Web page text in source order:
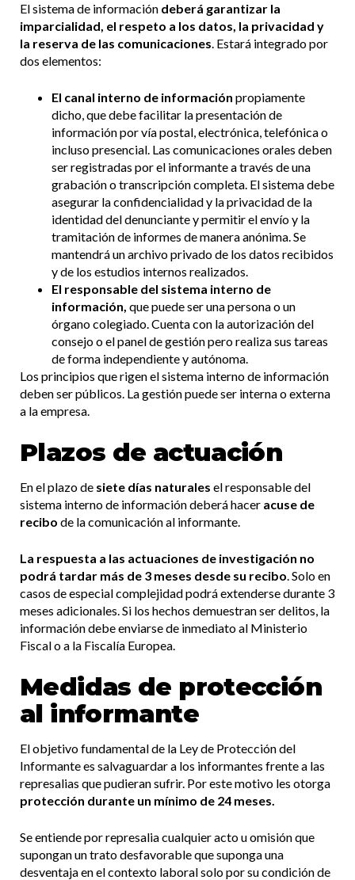
El sistema de información deberá garantizar la
imparcialidad, el respeto a los datos, la privacidad y
la reserva de las comunicaciones. Estará integrado por
dos elementos:
El canal interno de información propiamente
dicho, que debe facilitar la presentación de
información por vía postal, electrónica, telefónica o
incluso presencial. Las comunicaciones orales deben
ser registradas por el informante a través de una
grabación o transcripción completa. El sistema debe
asegurar la confidencialidad y la privacidad de la
identidad del denunciante y permitir el envío y la
tramitación de informes de manera anónima. Se
mantendrá un archivo privado de los datos recibidos
y de los estudios internos realizados.
El responsable del sistema interno de
información, que puede ser una persona o un
órgano colegiado. Cuenta con la autorización del
consejo o el panel de gestión pero realiza sus tareas
de forma independiente y autónoma.
Los principios que rigen el sistema interno de información
deben ser públicos. La gestión puede ser interna o externa
a la empresa.
Plazos de actuación
En el plazo de siete días naturales el responsable del
sistema interno de información deberá hacer acuse de
recibo de la comunicación al informante.
La respuesta a las actuaciones de investigación no
podrá tardar más de 3 meses desde su recibo. Solo en
casos de especial complejidad podrá extenderse durante 3
meses adicionales. Si los hechos demuestran ser delitos, la
información debe enviarse de inmediato al Ministerio
Fiscal o a la Fiscalía Europea.
Medidas de protección
al informante
El objetivo fundamental de la Ley de Protección del
Informante es salvaguardar a los informantes frente a las
represalias que pudieran sufrir. Por este motivo les otorga
protección durante un mínimo de 24 meses.
Se entiende por represalia cualquier acto u omisión que
supongan un trato desfavorable que suponga una
desventaja en el contexto laboral solo por su condición de